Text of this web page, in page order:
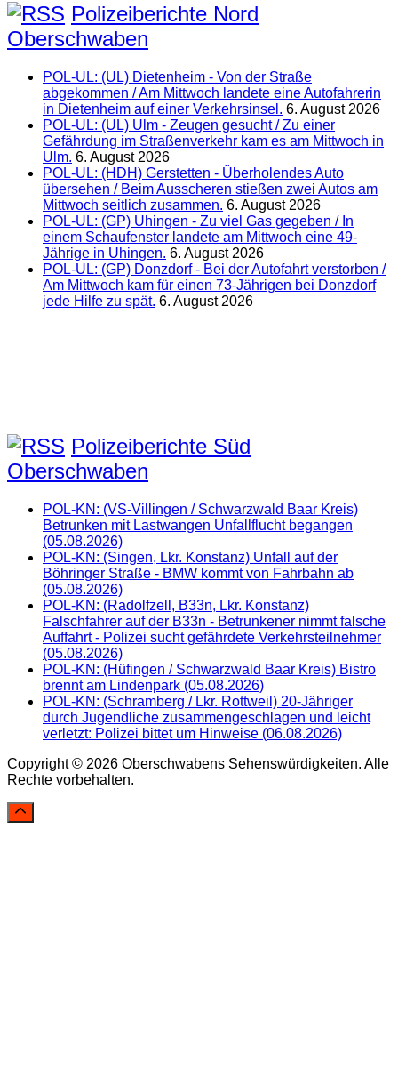
Polizeiberichte Nord
Oberschwaben
POL-UL: (UL) Dietenheim - Von der Straße
abgekommen / Am Mittwoch landete eine Autofahrerin
in Dietenheim auf einer Verkehrsinsel. 6. August 2026
POL-UL: (UL) Ulm - Zeugen gesucht / Zu einer
Gefährdung im Straßenverkehr kam es am Mittwoch in
Ulm. 6. August 2026
POL-UL: (HDH) Gerstetten - Überholendes Auto
übersehen / Beim Ausscheren stießen zwei Autos am
Mittwoch seitlich zusammen. 6. August 2026
POL-UL: (GP) Uhingen - Zu viel Gas gegeben / In
einem Schaufenster landete am Mittwoch eine 49-
Jährige in Uhingen. 6. August 2026
POL-UL: (GP) Donzdorf - Bei der Autofahrt verstorben /
Am Mittwoch kam für einen 73-Jährigen bei Donzdorf
jede Hilfe zu spät. 6. August 2026
Polizeiberichte Süd
Oberschwaben
POL-KN: (VS-Villingen / Schwarzwald Baar Kreis)
Betrunken mit Lastwangen Unfallflucht begangen
(05.08.2026)
POL-KN: (Singen, Lkr. Konstanz) Unfall auf der
Böhringer Straße - BMW kommt von Fahrbahn ab
(05.08.2026)
POL-KN: (Radolfzell, B33n, Lkr. Konstanz)
Falschfahrer auf der B33n - Betrunkener nimmt falsche
Auffahrt - Polizei sucht gefährdete Verkehrsteilnehmer
(05.08.2026)
POL-KN: (Hüfingen / Schwarzwald Baar Kreis) Bistro
brennt am Lindenpark (05.08.2026)
POL-KN: (Schramberg / Lkr. Rottweil) 20-Jähriger
durch Jugendliche zusammengeschlagen und leicht
verletzt: Polizei bittet um Hinweise (06.08.2026)
Copyright © 2026 Oberschwabens Sehenswürdigkeiten. Alle
Rechte vorbehalten.